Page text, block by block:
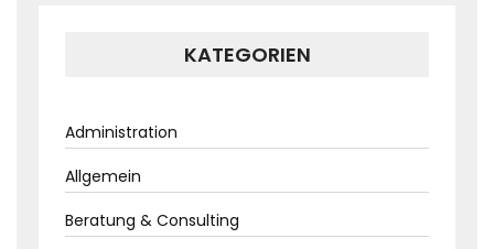
KATEGORIEN
Administration
Allgemein
Beratung & Consulting